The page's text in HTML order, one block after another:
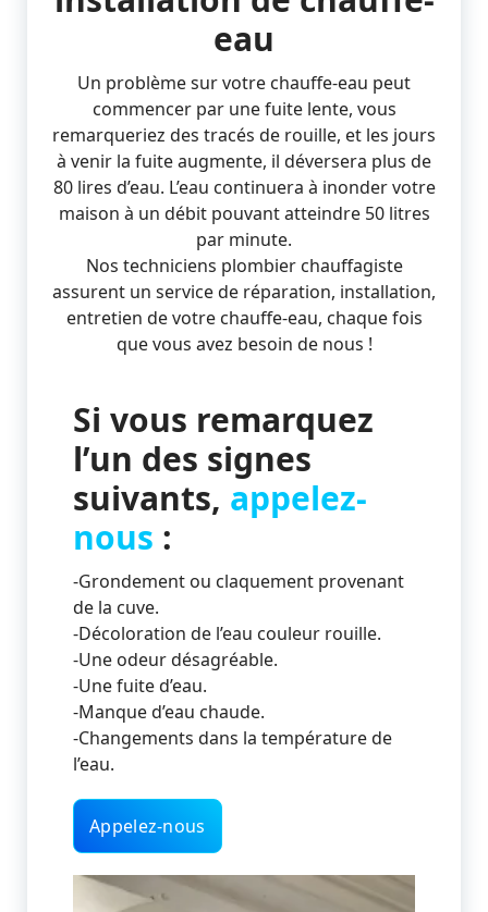
eau
Un problème sur votre chauffe-eau peut
commencer par une fuite lente, vous
remarqueriez des tracés de rouille, et les jours
à venir la fuite augmente, il déversera plus de
80 lires d’eau. L’eau continuera à inonder votre
maison à un débit pouvant atteindre 50 litres
par minute.
Nos techniciens plombier chauffagiste
assurent un service de réparation, installation,
entretien de votre chauffe-eau, chaque fois
que vous avez besoin de nous !
Si vous remarquez
l’un des signes
suivants, appelez-
nous :
-Grondement ou claquement provenant
de la cuve.
-Décoloration de l’eau couleur rouille.
-Une odeur désagréable.
-Une fuite d’eau.
-Manque d’eau chaude.
-Changements dans la température de
l’eau.
Appelez-nous